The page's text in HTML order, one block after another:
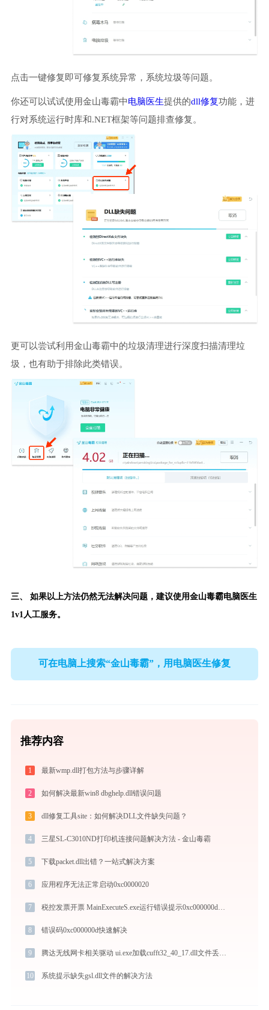
点击一键修复即可修复系统异常，系统垃圾等问题。
你还可以试试使用金山毒霸中电脑医生提供的dll修复功能，进
行对系统运行时库和.NET框架等问题排查修复。
更可以尝试利用金山毒霸中的垃圾清理进行深度扫描清理垃
圾，也有助于排除此类错误。
三、 如果以上方法仍然无法解决问题，建议使用金山毒霸电脑医生
1v1人工服务。
可在电脑上搜索“金山毒霸”，用电脑医生修复
推荐内容
1 最新wmp.dll打包方法与步骤详解
2 如何解决最新win8 dbghelp.dll错误问题
3 dll修复工具site：如何解决DLL文件缺失问题？
4 三星SL-C3010ND打印机连接问题解决方法 - 金山毒霸
5 下载packet.dll出错？一站式解决方案
6 应用程序无法正常启动0xc0000020
7 税控发票开票 MainExecuteS.exe运行错误提示0xc000000d的解决办法
8 错误码0xc000000d快速解决
9 腾达无线网卡相关驱动 ui.exe加载cufft32_40_17.dll文件丢失处理办法
10 系统提示缺失gsl.dll文件的解决方法